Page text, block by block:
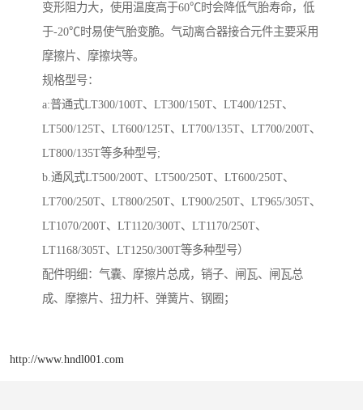
变形阻力大，使用温度高于60℃时会降低气胎寿命，低
于-20℃时易使气胎变脆。气动离合器接合元件主要采用
摩擦片、摩擦块等。
规格型号：
a:普通式LT300/100T、LT300/150T、LT400/125T、
LT500/125T、LT600/125T、LT700/135T、LT700/200T、
LT800/135T等多种型号;
b.通风式LT500/200T、LT500/250T、LT600/250T、
LT700/250T、LT800/250T、LT900/250T、LT965/305T、
LT1070/200T、LT1120/300T、LT1170/250T、
LT1168/305T、LT1250/300T等多种型号）
配件明细：气囊、摩擦片总成，销子、闸瓦、闸瓦总
成、摩擦片、扭力杆、弹簧片、钢圈；
http://www.hndl001.com